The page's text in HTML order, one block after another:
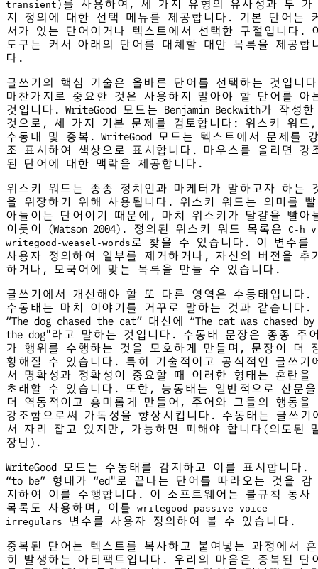
transient )를 사용하여, 세 가지 유형의 유사성과 두 가
지 정의에 대한 선택 메뉴를 제공합니다. 기본 단어는
서가 있는 단어이거나 텍스트에서 선택한 구절입니다.
도구는 커서 아래의 단어를 대체할 대안 목록을 제공합
다.
글쓰기의 핵심 기술은 올바른 단어를 선택하는 것입니
마찬가지로 중요한 것은 사용하지 말아야 할 단어를 아
것입니다. WriteGood 모드는 Benjamin Beckwith가 작성한
것으로, 세 가지 기본 문제를 검토합니다: 위스키 워드,
수동태 및 중복. WriteGood 모드는 텍스트에서 문제를
조 표시하여 색상으로 표시합니다. 마우스를 올리면 강
된 단어에 대한 맥락을 제공합니다.
위스키 워드는 종종 정치인과 마케터가 말하고자 하는
을 위장하기 위해 사용됩니다. 위스키 워드는 의미를 빨
아들이는 단어이기 때문에, 마치 위스키가 달걀을 빨아
이듯이 (Watson 2004). 정의된 위스키 워드 목록은
C-h v
writegood-weasel-words 로 찾을 수 있습니다. 이 변수를
사용자 정의하여 일부를 제거하거나, 자신의 버전을 추
하거나, 모국어에 맞는 목록을 만들 수 있습니다.
글쓰기에서 개선해야 할 또 다른 영역은 수동태입니다.
수동태는 마치 이야기를 거꾸로 말하는 것과 같습니다.
“The dog chased the cat” 대신에 “The cat was chased by
the dog"라고 말하는 것입니다. 수동태 문장은 종종 주
가 행위를 수행하는 것을 모호하게 만들며, 문장이 더
황해질 수 있습니다. 특히 기술적이고 공식적인 글쓰기
서 명확성과 정확성이 중요할 때 이러한 형태는 혼란을
초래할 수 있습니다. 또한, 능동태는 일반적으로 산문을
더 역동적이고 흥미롭게 만들어, 주어와 그들의 행동을
강조함으로써 가독성을 향상시킵니다. 수동태는 글쓰기
서 자리 잡고 있지만, 가능하면 피해야 합니다(의도된
장난).
WriteGood 모드는 수동태를 감지하고 이를 표시합니다.
“to be” 형태가 “ed"로 끝나는 단어를 따라오는 것을 감
지하여 이를 수행합니다. 이 소프트웨어는 불규칙 동사
목록도 사용하며, 이를
writegood-passive-voice-
irregulars
변수를 사용자 정의하여 볼 수 있습니다.
중복된 단어는 텍스트를 복사하고 붙여넣는 과정에서 흔
히 발생하는 아티팩트입니다. 우리의 마음은 중복된 단